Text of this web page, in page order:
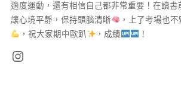
適度運動，還有相信自己都非常重要！在讀書
讓心境平靜，保持頭腦清晰
，上了考場也
，祝大家期中歐趴
，成績 ！
Instagram